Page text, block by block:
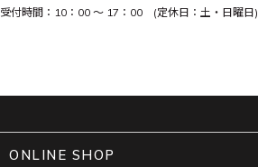
受付時間：10：00 ～ 17：00 (定休日：土・日曜日)
ONLINE SHOP